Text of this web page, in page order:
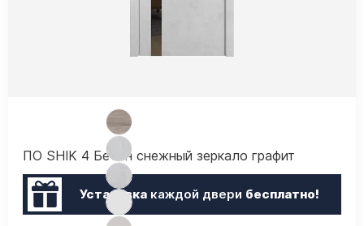
ПО SHIK 4 Бетон снежный зеркало графит
Установкакаждой двери бесплатно!